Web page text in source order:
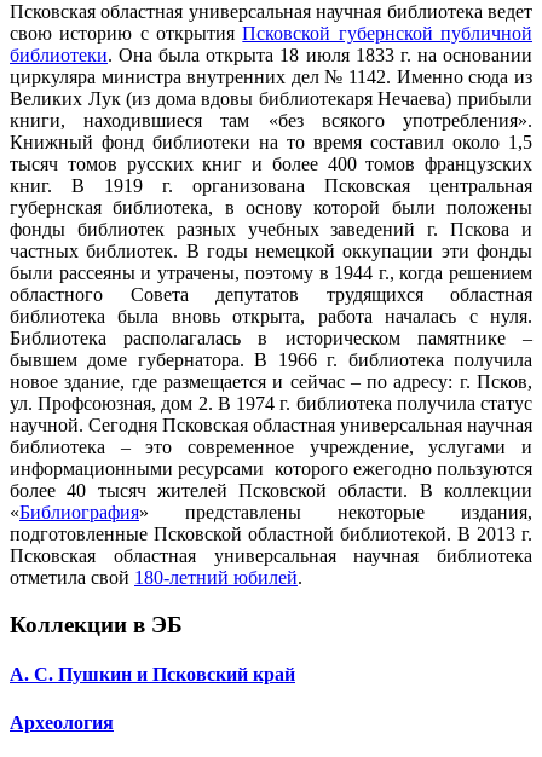
Псковская областная универсальная научная библиотека ведет
свою историю с открытияПсковской губернской публичной
библиотеки. Она была открыта 18 июля 1833 г. на основании
циркуляра министра внутренних дел № 1142. Именно сюда из
Великих Лук (из дома вдовы библиотекаря Нечаева) прибыли
книги, находившиеся там «без всякого употребления».
Книжный фонд библиотеки на то время составил около 1,5
тысяч томов русских книг и более 400 томов французских
книг. В 1919 г. организована Псковская центральная
губернская библиотека, в основу которой были положены
фонды библиотек разных учебных заведений г. Пскова и
частных библиотек. В годы немецкой оккупации эти фонды
были рассеяны и утрачены, поэтому в 1944 г., когда решением
областного Совета депутатов трудящихся областная
библиотека была вновь открыта, работа началась с нуля.
Библиотека располагалась в историческом памятнике –
бывшем доме губернатора. В 1966 г. библиотека получила
новое здание, где размещается и сейчас – по адресу: г. Псков,
ул. Профсоюзная, дом 2. В 1974 г. библиотека получила статус
научной. Сегодня Псковская областная универсальная научная
библиотека – это современное учреждение, услугами и
информационными ресурсами которого ежегодно пользуются
более 40 тысяч жителей Псковской области. В коллекции
«Библиография» представлены некоторые издания,
подготовленные Псковской областной библиотекой. В 2013 г.
Псковская областная универсальная научная библиотека
отметила свой 180-летний юбилей.
Коллекции в ЭБ
А. С. Пушкин и Псковский край
Археология